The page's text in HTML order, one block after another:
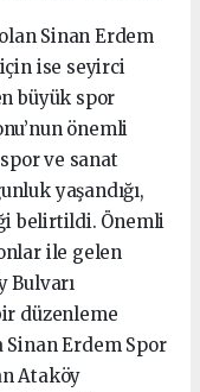
Sinan Erdem
için ise seyirci
büyük spor
önemli
ve sanat
yaşandığı,
belirtildi. Önemli
ile gelen
Bulvarı
düzenleme
Sinan Erdem Spor
Ataköy